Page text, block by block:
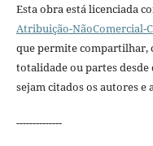
Esta obra está licenciada
Atribuição-NãoComercial-
que permite
totalidade ou partes
sejam citados os autores e
--------------